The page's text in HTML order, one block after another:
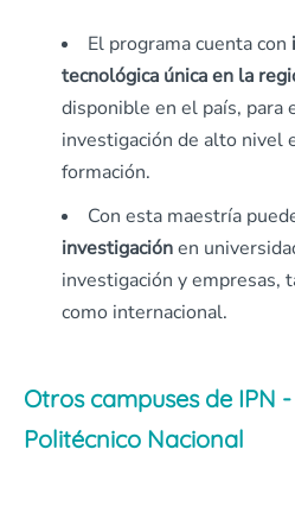
El programa cuenta con
tecnológica única en la
disponible en el país, para
investigación de alto nivel
formación.
Con esta maestría
investigaciónen
investigación y empresas,
como internacional.
Otros campuses de IPN
Politécnico Nacional